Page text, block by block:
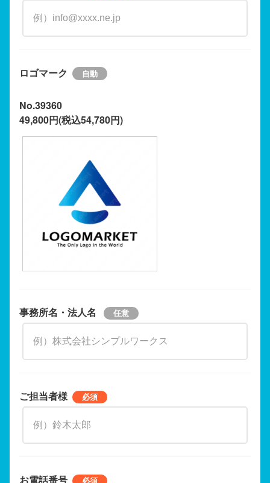
ロゴマーク
No.39360
49,800円(税込54,780円)
事務所名・法人名
ご担当者様
お電話番号